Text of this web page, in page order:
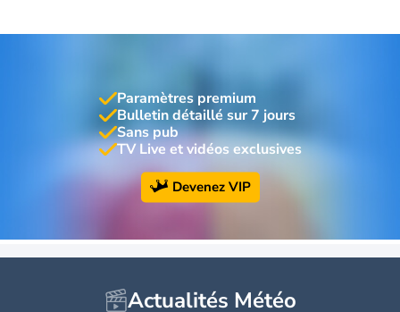
Paramètres premium
Bulletin détaillé sur 7 jours
Sans pub
TV Live et vidéos exclusives
Devenez VIP
Actualités Météo